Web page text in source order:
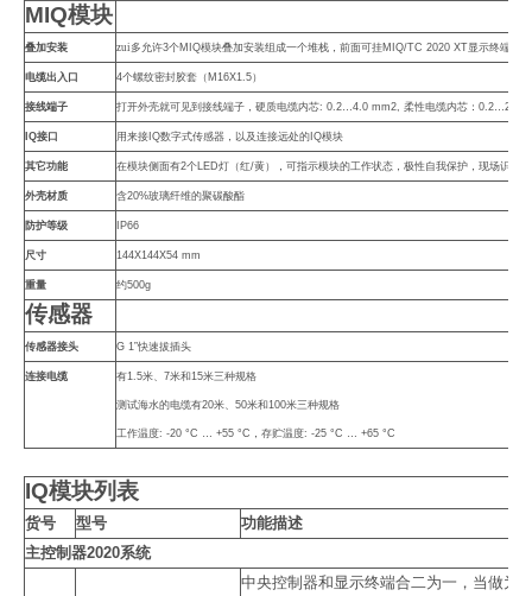
MIQ模块
叠加安装 zui多允许3个MIQ模块叠加安装组成一个堆栈，前面可挂MIQ/TC 2020 XT显示终端
电缆出入口 4个螺纹密封胶套（ M16X1.5）
接线端子 打开外壳就可见到接线端子，硬质电缆内芯: 0.2…4.0 mm2, 柔性电缆内芯： 0.2…2.5
IQ接口 用来接 IQ数字式传感器，以及连接远处的 IQ模块
其它功能 在模块侧面有2个 LED灯（红/黄），可指示模块的工作状态，极性自我保护，现场识别
外壳材质 含20%玻璃纤维的聚碳酸酯
防护等级 IP66
尺寸 144X144X54 mm
重量 约500g
传感器
传感器接头 G 1”快速拔插头
连接电缆 有1.5米、 7米和 15米三种规格
测试海水的电缆有20米、 50米和 100米三种规格
工作温度: -20 °C … +55 °C ，存贮温度: -25 °C … +65 °C
IQ模块列表
货号 型号
功能描述
主控制器2020系统
中央控制器和显示终端合二为一，当做为